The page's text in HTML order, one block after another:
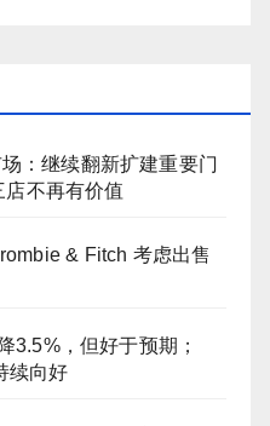
：继续翻新扩建重要门
店不再有价值
& Fitch 考虑出售
3.5%，但好于预期；
续向好